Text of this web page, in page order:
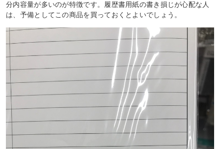
分内容量が多いのが特徴です。履歴書用紙の書き損じが心配な人
は、予備としてこの商品を買っておくとよいでしょう。